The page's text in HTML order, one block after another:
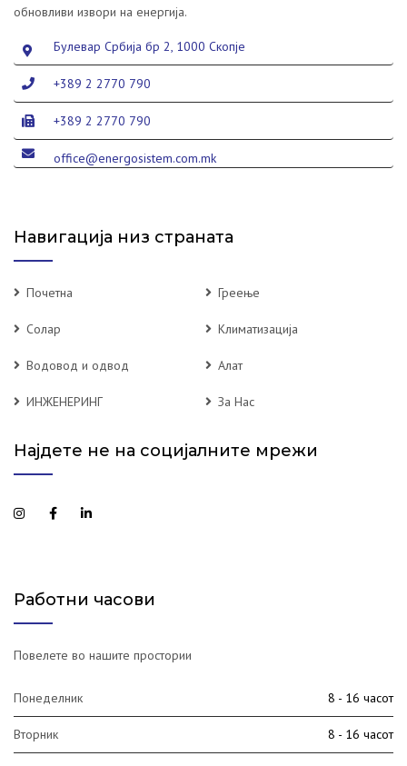
обновливи извори на енергија.
Булевар Србија бр 2, 1000 Скопје
+389 2 2770 790
+389 2 2770 790
office@energosistem.com.mk
Навигација низ страната
Почетна Греење
Солар Климатизација
Водовод и одвод Алат
ИНЖЕНЕРИНГ За Нас
Најдете не на социјалните мрежи
Работни часови
Повелете во нашите простории
Понеделник 8 - 16 часот
Вторник 8 - 16 часот